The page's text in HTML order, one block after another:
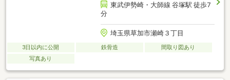
東武伊勢崎・大師線 谷塚駅 徒歩7
分
埼玉県草加市瀬崎３丁目
3日以内に公開 鉄骨造
間取り図あり
写真あり